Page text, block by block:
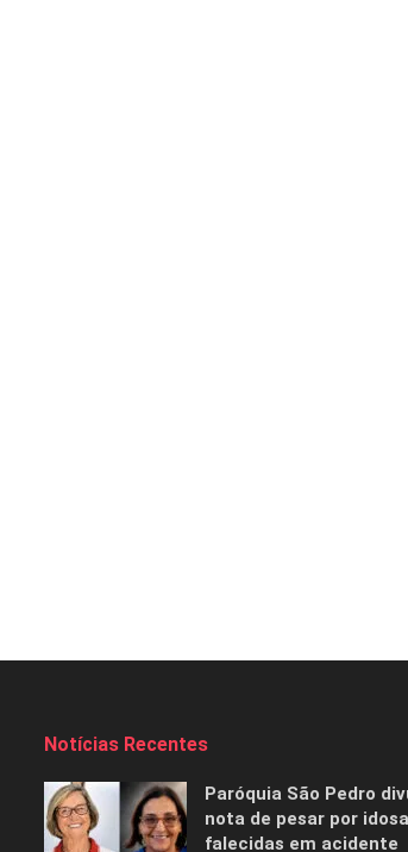
Notícias Recentes
Paróquia São Pedro
nota de pesar por
falecidas em acidente